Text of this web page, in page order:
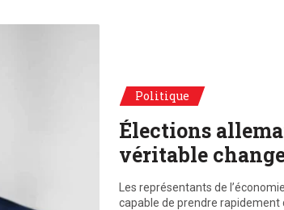
un véritable changement
Politique
Élections
véritable
Les représentants de
capable de prendre rapidement